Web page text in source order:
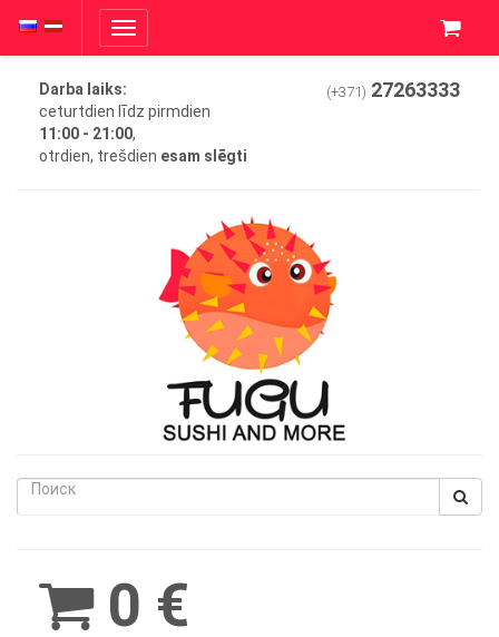
Toggle
navigation
Darba laiks:
ceturtdien līdz pirmdien
11:00 - 21:00,
otrdien, trešdien esam slēgti
(+371) 27263333
BetWest0 €